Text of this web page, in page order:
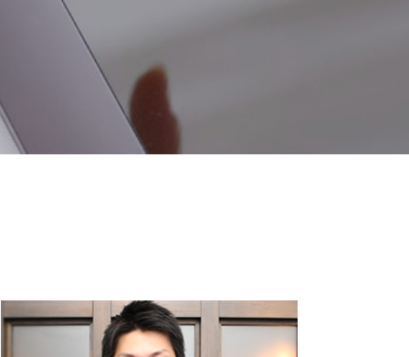
確定申告 やり方
白色申告 経費 上限
節税対策 個人事業主
青色申告 開業届
確定申告 流れ
所得税 いくらから
所得税 種類
確定申告書 作成
白色申告 メリット